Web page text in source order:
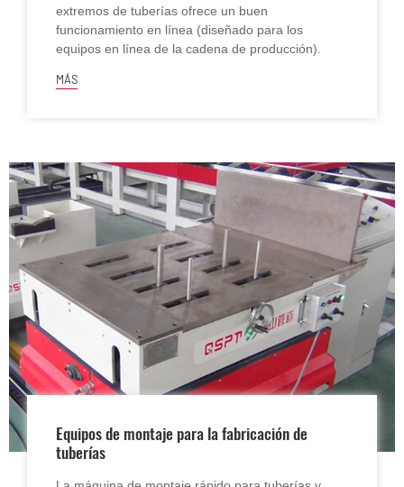
extremos de tuberías ofrece un buen
funcionamiento en línea (diseñado para los
equipos en línea de la cadena de producción).
MÁS
Equipos de montaje para la fabricación de
tuberías